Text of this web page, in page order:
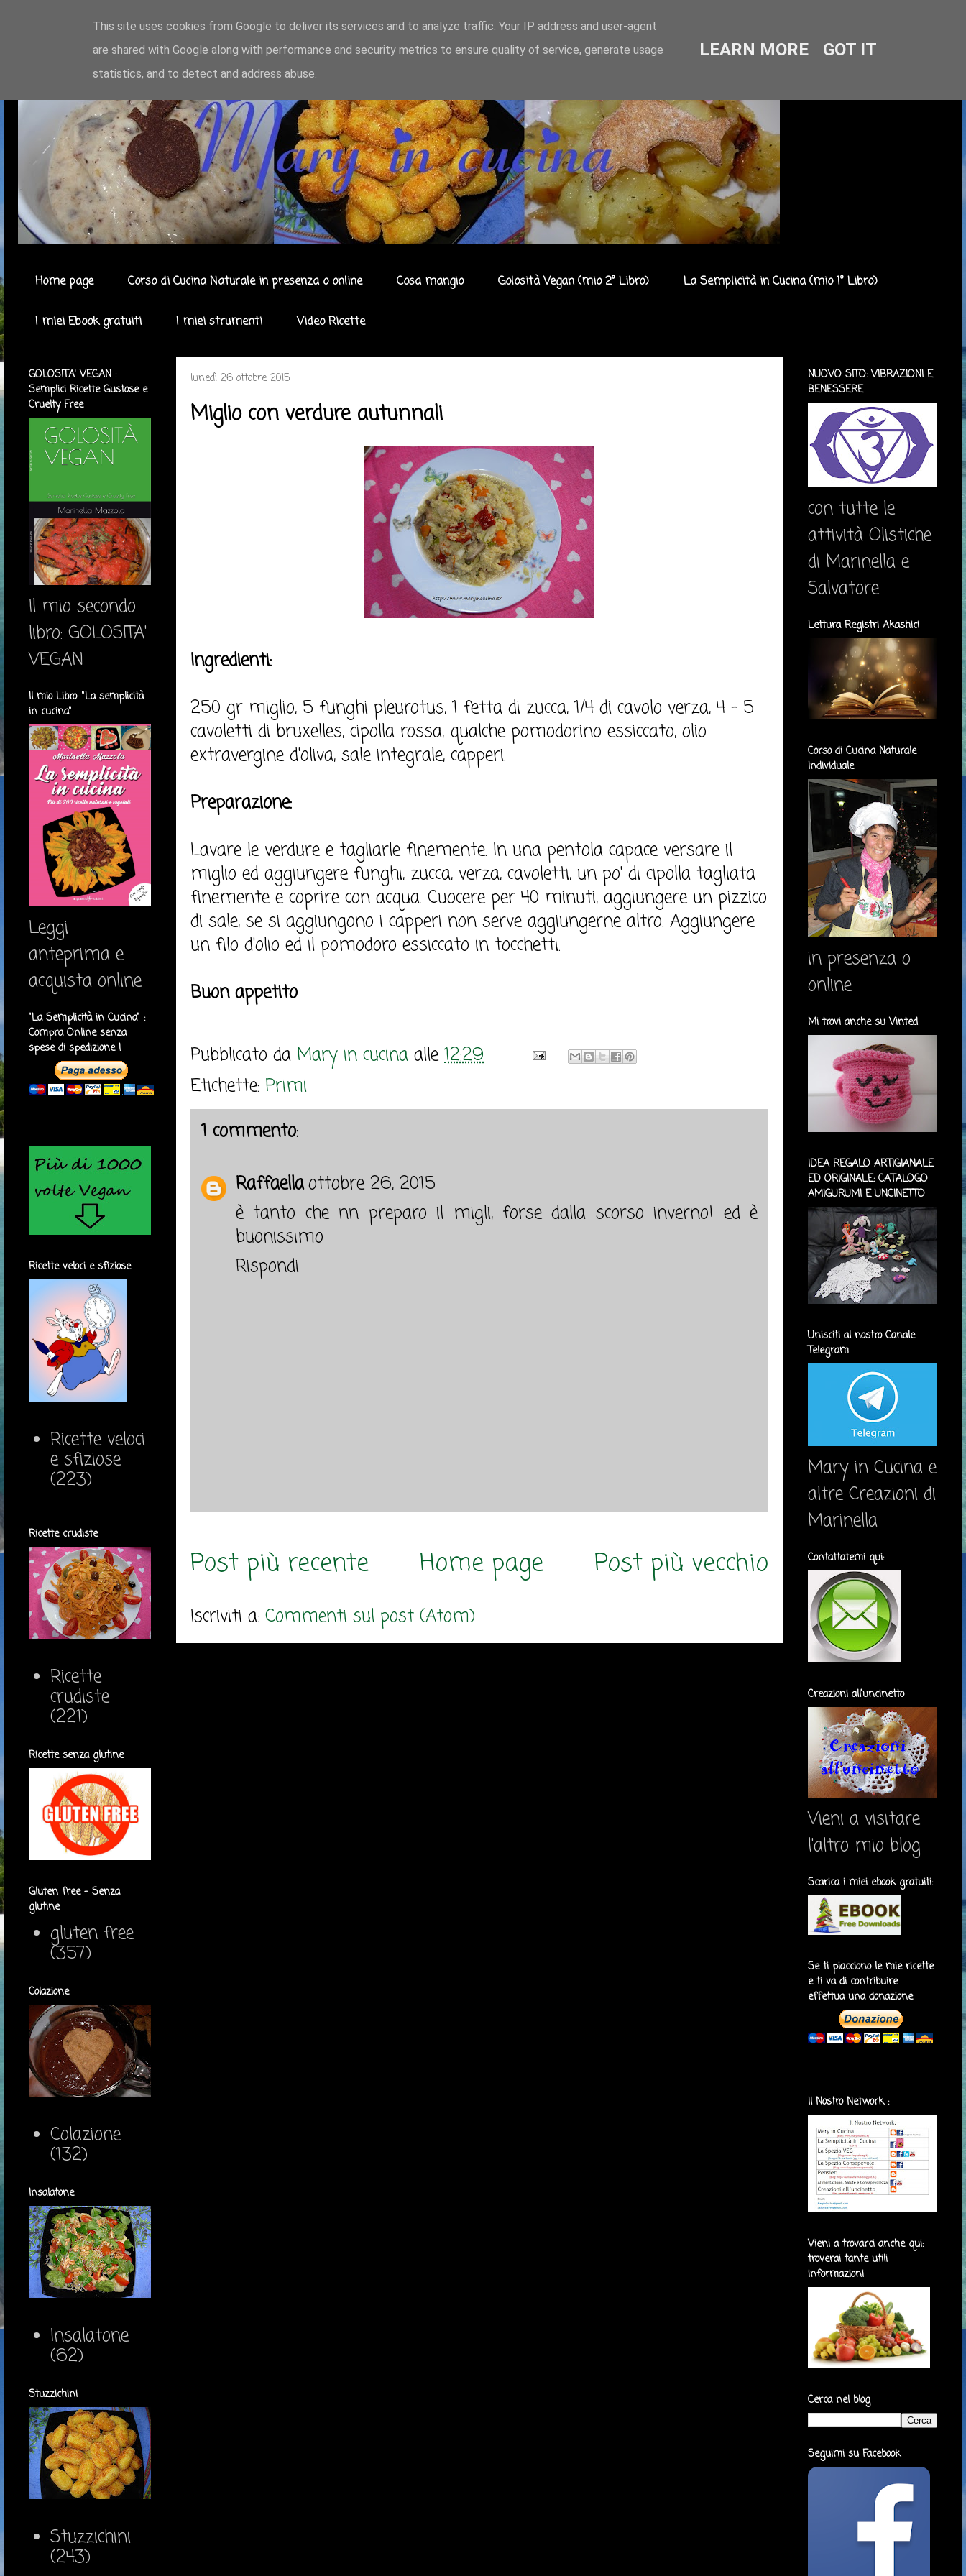
Home page Corso di Cucina Naturale in presenza o online Cosa mangio Golosità Vegan (mio 2° Libro) La Semplicità in Cucina (mio 1° Libro)
I miei Ebook gratuiti I miei strumenti Video Ricette
lunedì 26 ottobre 2015
Miglio con verdure autunnali
Ingredienti:
250 gr miglio, 5 funghi pleurotus, 1 fetta di zucca, 1/4 di cavolo verza, 4 - 5
cavoletti di bruxelles, cipolla rossa, qualche pomodorino essiccato, olio
extravergine d'oliva, sale integrale, capperi.
Preparazione:
Lavare le verdure e tagliarle finemente. In una pentola capace versare il
miglio ed aggiungere funghi, zucca, verza, cavoletti, un po' di cipolla tagliata
finemente e coprire con acqua. Cuocere per 40 minuti, aggiungere un pizzico
di sale, se si aggiungono i capperi non serve aggiungerne altro. Aggiungere
un filo d'olio ed il pomodoro essiccato in tocchetti.
Buon appetito
Pubblicato da Mary in cucina alle 12:29
Etichette: Primi
1 commento:
Raffaellaottobre 26, 2015
è tanto che nn preparo il migli, forse dalla scorso inverno! ed è
buonissimo
Rispondi
Post più recente Post più vecchio
Home page
Iscriviti a: Commenti sul post (Atom)
GOLOSITA' VEGAN :
Semplici Ricette Gustose e
Cruelty Free
Il mio secondo
libro: GOLOSITA'
VEGAN
Il mio Libro: "La semplicità
in cucina"
Leggi
anteprima e
acquista online
"La Semplicità in Cucina" :
Compra Online senza
spese di spedizione !
Ricette veloci e sfiziose
Ricette veloci
e sfiziose
(223)
Ricette crudiste
Ricette
crudiste
(221)
Ricette senza glutine
Gluten free - Senza
glutine
gluten free
(357)
Colazione
Colazione
(132)
Insalatone
Insalatone
(62)
Stuzzichini
Stuzzichini
(243)
NUOVO SITO: VIBRAZIONI E
BENESSERE
con tutte le
attività Olistiche
di Marinella e
Salvatore
Lettura Registri Akashici
Corso di Cucina Naturale
Individuale
in presenza o
online
Mi trovi anche su Vinted
IDEA REGALO ARTIGIANALE
ED ORIGINALE: CATALOGO
AMIGURUMI E UNCINETTO
Unisciti al nostro Canale
Telegram
Mary in Cucina e
altre Creazioni di
Marinella
Contattatemi qui:
Creazioni all'uncinetto
Vieni a visitare
l'altro mio blog
Scarica i miei ebook gratuiti:
Se ti piacciono le mie ricette
e ti va di contribuire
effettua una donazione
Il Nostro Network :
Vieni a trovarci anche qui:
troverai tante utili
informazioni
Cerca nel blog
Seguimi su Facebook
This site uses cookies from Google to deliver its services and to analyze traffic. Your IP address and user-agent
are shared with Google along with performance and security metrics to ensure quality of service, generate usage
statistics, and to detect and address abuse.
LEARN MORE GOT IT